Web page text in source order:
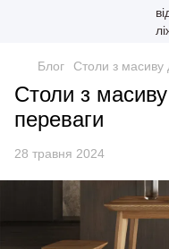
Блог Столи з масиву
Столи з
переваги
28 травня 2024